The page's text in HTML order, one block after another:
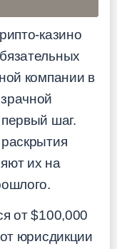
казино
компании в
шаг.
их на
от $100,000
юрисдикции